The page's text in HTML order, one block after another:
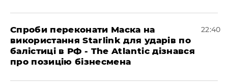
​Спроби переконати Маска на
використання Starlink для ударів по
балістиці в РФ - The Atlantic дізнався
про позицію бізнесмена
22:40